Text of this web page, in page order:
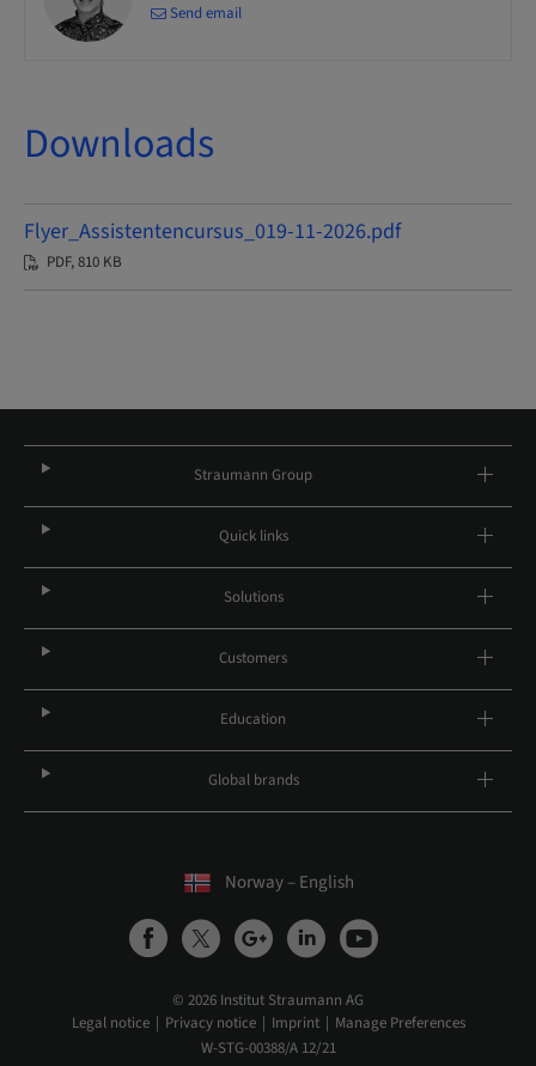
Send email
Downloads
Flyer_Assistentencursus_019-11-2026.pdf
PDF, 810 KB
Straumann Group
Quick links
Solutions
Customers
Education
Global brands
Norway – English
© 2026 Institut Straumann AG
Legal notice
Privacy notice Imprint
Manage Preferences
W-STG-00388/A 12/21